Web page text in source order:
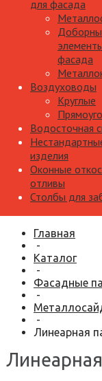
для фасада
фасада
Воздуховоды
Круглые
Водосточная
изделия
Оконные
отливы
Столбы для
Главная
-
Каталог
-
Фасадные
-
-
Линеарная